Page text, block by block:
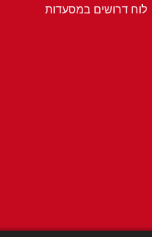
לוח דרושים במסעדות